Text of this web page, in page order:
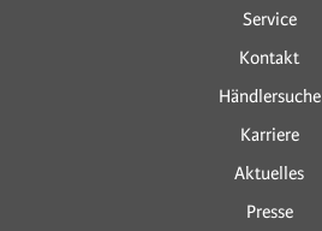
Service
Kontakt
Händlersuche
Karriere
Aktuelles
Presse